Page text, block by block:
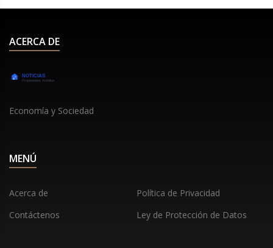
ACERCA DE
Economía y Sociedad
MENÚ
Acerca de
Política de Privacidad
Contáctenos
Ley de Protección de Datos